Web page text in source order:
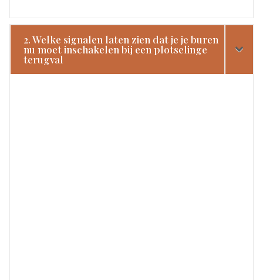
2. Welke signalen laten zien dat je je buren
nu moet inschakelen bij een plotselinge
terugval